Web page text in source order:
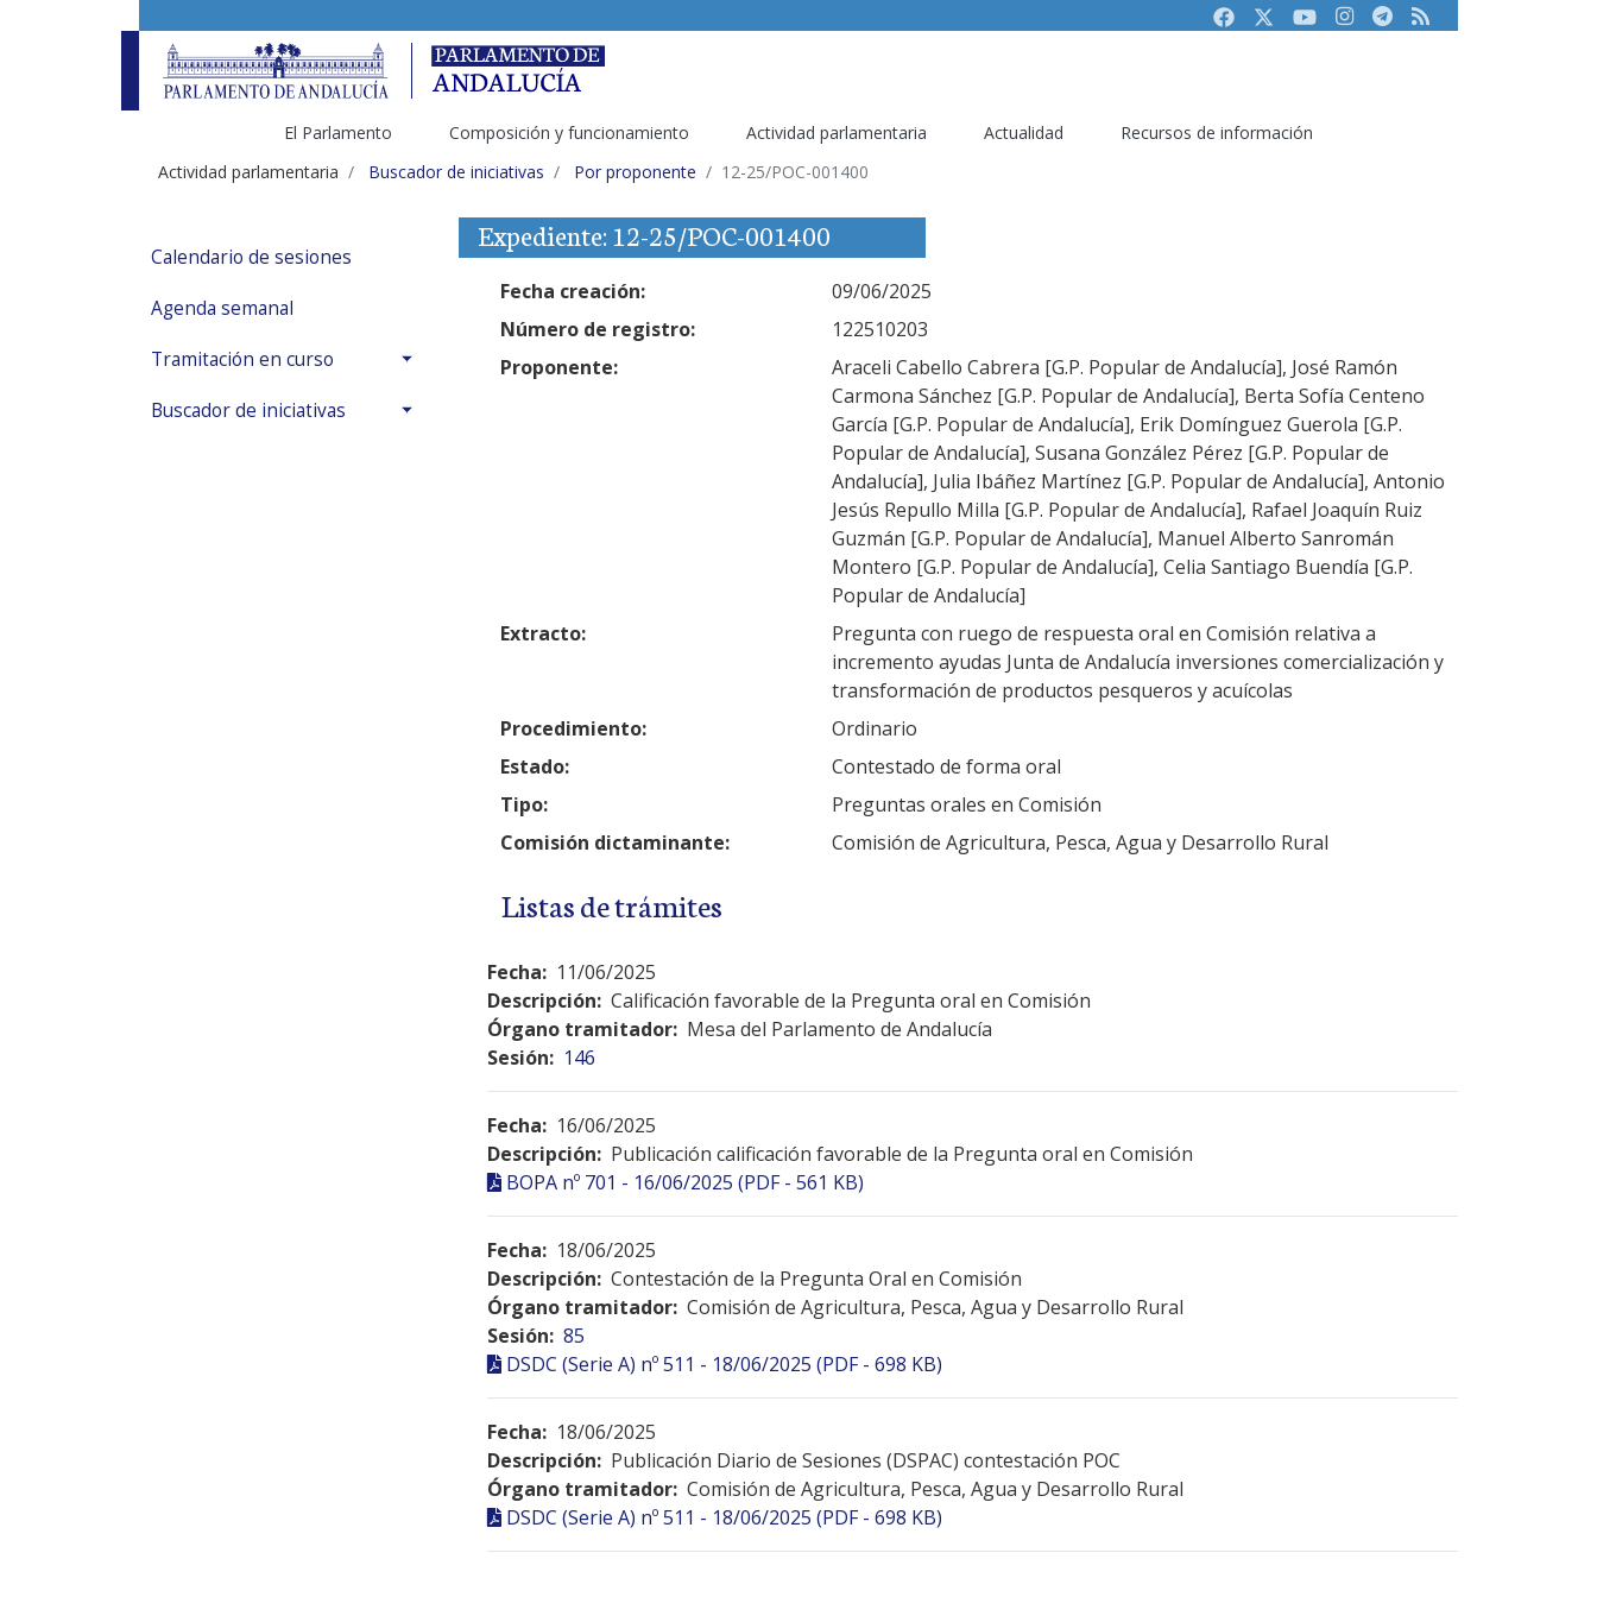
FacebookTwitterYoutubeInstagram
Telegram
RSS
El Parlamento Composición y funcionamiento Actividad parlamentaria Actualidad
Recursos de información
Actividad parlamentaria
Buscador de iniciativas Por proponente 12-25/POC-001400
Calendario de sesiones
Agenda semanal
Tramitación en curso
Buscador de iniciativas
Expediente: 12-25/POC-001400
Fecha creación:
09/06/2025
Número de registro:
122510203
Proponente:
Araceli Cabello Cabrera [G.P. Popular de Andalucía], José Ramón
Carmona Sánchez [G.P. Popular de Andalucía], Berta Sofía Centeno
García [G.P. Popular de Andalucía], Erik Domínguez Guerola [G.P.
Popular de Andalucía], Susana González Pérez [G.P. Popular de
Andalucía], Julia Ibáñez Martínez [G.P. Popular de Andalucía], Antonio
Jesús Repullo Milla [G.P. Popular de Andalucía], Rafael Joaquín Ruiz
Guzmán [G.P. Popular de Andalucía], Manuel Alberto Sanromán
Montero [G.P. Popular de Andalucía], Celia Santiago Buendía [G.P.
Popular de Andalucía]
Extracto:
Pregunta con ruego de respuesta oral en Comisión relativa a
incremento ayudas Junta de Andalucía inversiones comercialización y
transformación de productos pesqueros y acuícolas
Procedimiento:
Ordinario
Estado:
Contestado de forma oral
Tipo:
Preguntas orales en Comisión
Comisión dictaminante:
Comisión de Agricultura, Pesca, Agua y Desarrollo Rural
Listas de trámites
Fecha: 11/06/2025
Descripción: Calificación favorable de la Pregunta oral en Comisión
Órgano tramitador: Mesa del Parlamento de Andalucía
Sesión: 146
Fecha: 16/06/2025
Descripción: Publicación calificación favorable de la Pregunta oral en Comisión
BOPA nº 701 - 16/06/2025 (PDF - 561 KB)
Fecha: 18/06/2025
Descripción: Contestación de la Pregunta Oral en Comisión
Órgano tramitador: Comisión de Agricultura, Pesca, Agua y Desarrollo Rural
Sesión: 85
DSDC (Serie A) nº 511 - 18/06/2025 (PDF - 698 KB)
Fecha: 18/06/2025
Descripción: Publicación Diario de Sesiones (DSPAC) contestación POC
Órgano tramitador: Comisión de Agricultura, Pesca, Agua y Desarrollo Rural
DSDC (Serie A) nº 511 - 18/06/2025 (PDF - 698 KB)